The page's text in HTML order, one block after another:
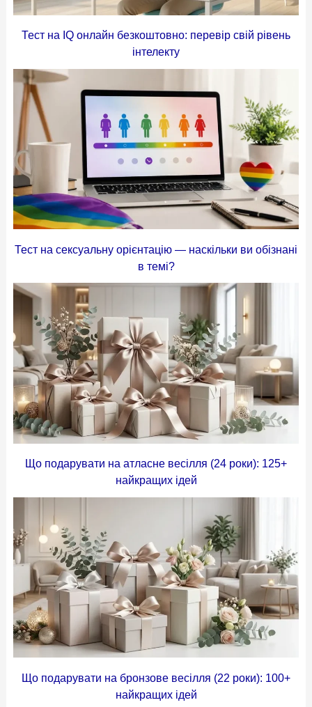
Тест на IQ онлайн безкоштовно: перевір свій рівень
інтелекту
Тест на сексуальну орієнтацію — наскільки ви обізнані
в темі?
Що подарувати на атласне весілля (24 роки): 125+
найкращих ідей
Що подарувати на бронзове весілля (22 роки): 100+
найкращих ідей